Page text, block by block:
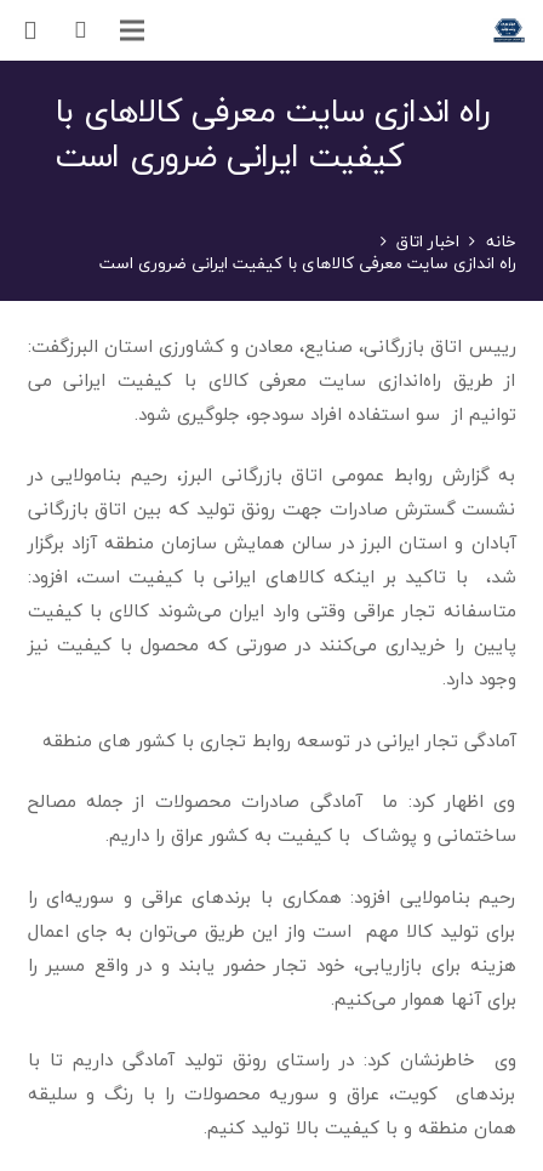
راه اندازی سایت معرفی کالاهای با
کیفیت ایرانی ضروری است
خانه اخبار اتاق
راه اندازی سایت معرفی کالاهای با کیفیت ایرانی ضروری است
رییس اتاق بازرگانی، صنایع، معادن و کشاورزی استان البرزگفت:
از طریق راه‌اندازی سایت معرفی کالای با کیفیت ایرانی می
توانیم از سو استفاده افراد سودجو، جلوگیری شود.
به گزارش روابط عمومی اتاق بازرگانی البرز، رحیم بنامولایی در
نشست گسترش صادرات جهت رونق تولید که بین اتاق بازرگانی
آبادان و استان البرز در سالن همایش سازمان منطقه آزاد برگزار
شد، با تاکید بر اینکه کالاهای ایرانی با کیفیت است، افزود:
متاسفانه تجار عراقی وقتی وارد ایران می‌شوند کالای با کیفیت
پایین را خریداری می‌کنند در صورتی که محصول با کیفیت نیز
وجود دارد.
آمادگی تجار ایرانی در توسعه روابط تجاری با کشور های منطقه
وی اظهار کرد: ما آمادگی صادرات محصولات از جمله مصالح
ساختمانی و پوشاک با کیفیت به کشور عراق را داریم.
رحیم بنامولایی افزود: همکاری با برندهای عراقی و سوریه‌ای را
برای تولید کالا مهم است واز این طریق می‌توان به جای اعمال
هزینه برای بازاریابی، خود تجار حضور یابند و در واقع مسیر را
برای آنها هموار می‌کنیم.
وی خاطرنشان کرد: در راستای رونق تولید آمادگی داریم تا با
برندهای کویت، عراق و سوریه محصولات را با رنگ و سلیقه
همان منطقه و با کیفیت بالا تولید کنیم.